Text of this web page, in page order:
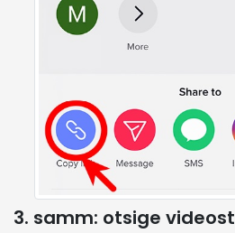
3. samm: otsige videost